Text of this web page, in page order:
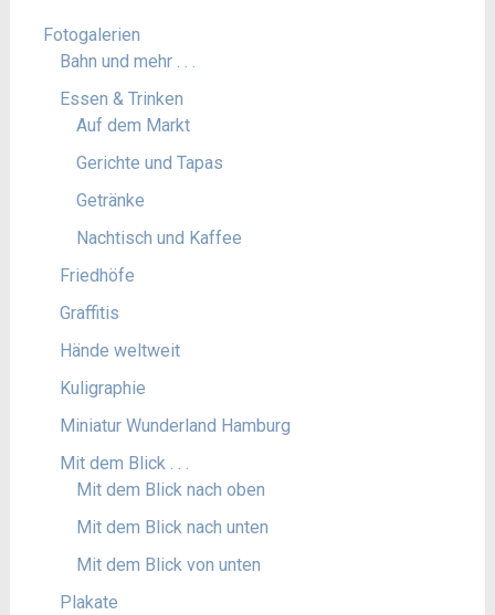
Fotogalerien
Bahn und mehr . . .
Essen & Trinken
Auf dem Markt
Gerichte und Tapas
Getränke
Nachtisch und Kaffee
Friedhöfe
Graffitis
Hände weltweit
Kuligraphie
Miniatur Wunderland Hamburg
Mit dem Blick . . .
Mit dem Blick nach oben
Mit dem Blick nach unten
Mit dem Blick von unten
Plakate